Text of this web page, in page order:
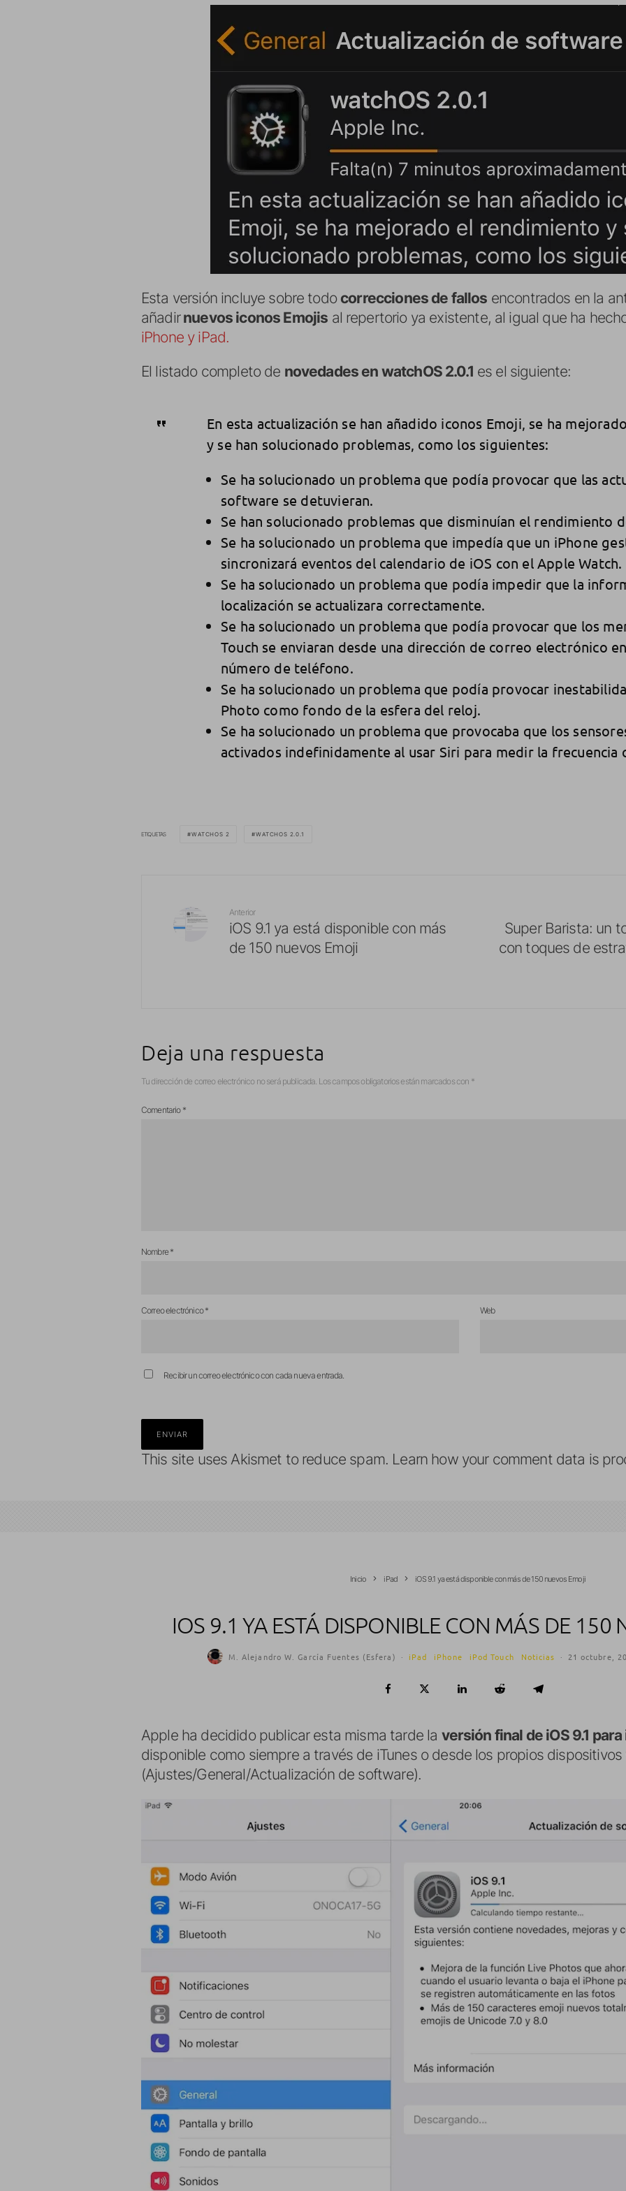
Esta versión incluye sobre todo correcciones de fallos encontrados en la
añadirnuevos iconos Emojis al repertorio ya existente, al igual que ha
iPhone y iPad.
El listado completo de novedades en watchOS 2.0.1 es el siguiente:
En esta actualización se han añadido iconos Emoji, se ha
y se han solucionado problemas, como los siguientes:
Se ha solucionado un problema que podía provocar que las
software se detuvieran.
Se han solucionado problemas que disminuían el rendimiento
Se ha solucionado un problema que impedía que un iPhone
sincronizará eventos del calendario de iOS con el Apple Watch.
Se ha solucionado un problema que podía impedir que la
localización se actualizara correctamente.
Se ha solucionado un problema que podía provocar que los
Touch se enviaran desde una dirección de correo electrónico
número de teléfono.
Se ha solucionado un problema que podía provocar
Photo como fondo de la esfera del reloj.
Se ha solucionado un problema que provocaba que los
activados indefinidamente al usar Siri para medir la frecuencia
ETIQUETAS WATCHOS 2 WATCHOS 2.0.1
Anterior
iOS 9.1 ya está disponible con más
de 150 nuevos Emoji
Super Barista: un
con toques de
Deja una respuesta
Tu dirección de correo electrónico no será publicada. Los campos obligatorios están marcados con *
Comentario *
Nombre*
Correo electrónico* Web
Recibir un correo electrónico con cada nueva entrada.
This site uses Akismet to reduce spam. Learn how your comment data is
Inicio iPad iOS 9.1 ya está disponible con más de 150 nuevos Emoji
IOS 9.1 YA ESTÁ DISPONIBLE CON MÁS DE 150
M. Alejandro W. García Fuentes (Esfera) · iPad iPhone iPod Touch Noticias · 21 octubre,
Apple ha decidido publicar esta misma tarde la versión final de iOS 9.1
disponible como siempre a través de iTunes o desde los propios dispositivos
(Ajustes/General/Actualización de software).